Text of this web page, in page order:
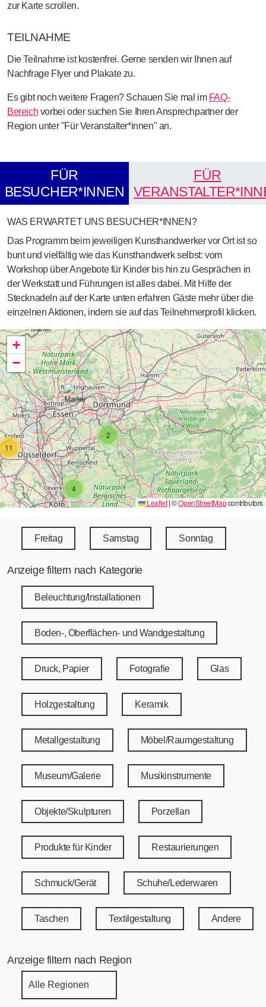
zur Karte scrollen.
TEILNAHME
Die Teilnahme ist kostenfrei. Gerne senden wir Ihnen auf
Nachfrage Flyer und Plakate zu.
Es gibt noch weitere Fragen? Schauen Sie mal im FAQ-
Bereich vorbei oder suchen Sie Ihren Ansprechpartner der
Region unter "Für Veranstalter*innen" an.
FÜR
BESUCHER*INNEN
FÜR
WAS ERWARTET UNS BESUCHER*INNEN?
Das Programm beim jeweiligen Kunsthandwerker vor Ort ist so
bunt und vielfältig wie das Kunsthandwerk selbst: vom
Workshop über Angebote für Kinder bis hin zu Gesprächen in
der Werkstatt und Führungen ist alles dabei. Mit Hilfe der
Stecknadeln auf der Karte unten erfahren Gäste mehr über die
einzelnen Aktionen, indem sie auf das Teilnehmerprofil klicken.
Interaktive Karte: Teilnehmende Betriebe in Nordrhein-
4
2
11
+
−
Leaflet|©OpenStreetMapcontributors
Freitag Samstag Sonntag
Anzeige filtern nach Kategorie
Beleuchtung/Installationen
Boden-, Oberflächen- und Wandgestaltung
Druck, Papier Fotografie Glas
Holzgestaltung Keramik
Metallgestaltung Möbel/Raumgestaltung
Museum/Galerie Musikinstrumente
Objekte/Skulpturen Porzellan
Produkte für Kinder Restaurierungen
Schmuck/Gerät Schuhe/Lederwaren
Taschen Textilgestaltung Andere
Anzeige filtern nach Region